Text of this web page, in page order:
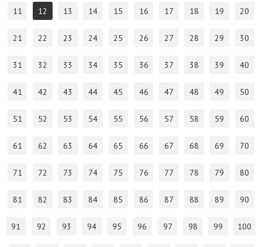
11 12 13 14 15 16 17 18 19 20
21 22 23 24 25 26 27 28 29 30
31 32 33 34 35 36 37 38 39 40
41 42 43 44 45 46 47 48 49 50
51 52 53 54 55 56 57 58 59 60
61 62 63 64 65 66 67 68 69 70
71 72 73 74 75 76 77 78 79 80
81 82 83 84 85 86 87 88 89 90
91 92 93 94 95 96 97 98 99 100